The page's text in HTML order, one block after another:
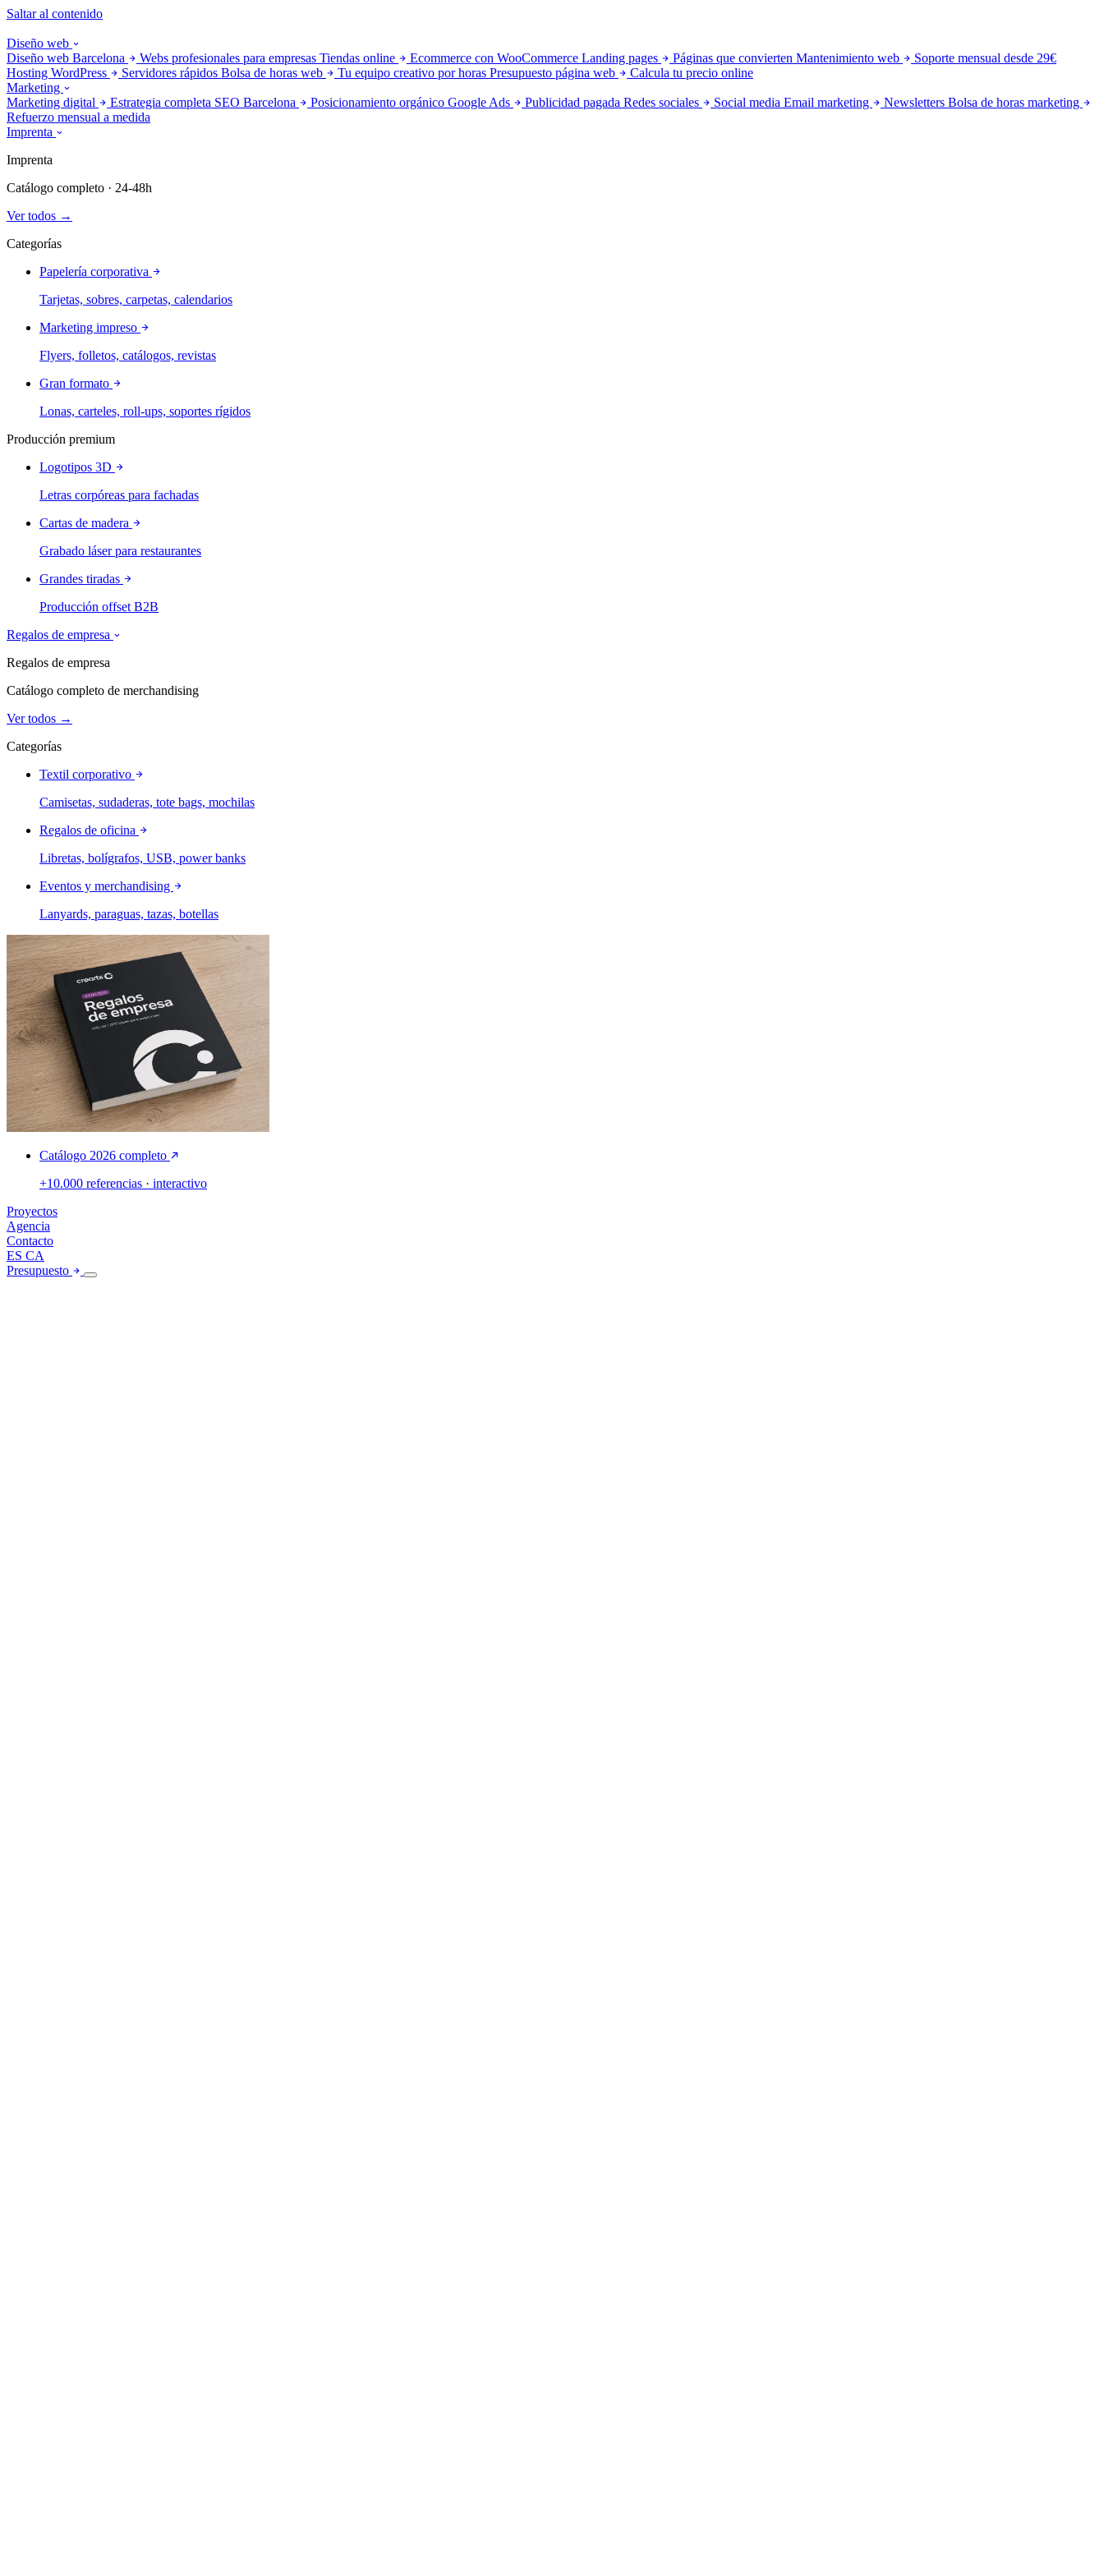
Saltar al contenido
Diseño web
Diseño web Barcelona
Webs profesionales para empresas Tiendas online Ecommerce con WooCommerce Landing pages Páginas que convierten Mantenimiento web
Soporte mensual desde 29€
Hosting WordPress
Servidores rápidos Bolsa de horas web Tu equipo creativo por horas Presupuesto página web
Calcula tu precio online
Marketing
Marketing digital
Estrategia completa SEO Barcelona Posicionamiento orgánico Google Ads Publicidad pagada Redes sociales Social media Email marketing Newsletters Bolsa de horas marketing
Refuerzo mensual a medida
Imprenta
Imprenta
Catálogo completo · 24-48h
Ver todos →
Categorías
Papelería corporativa
Tarjetas, sobres, carpetas, calendarios
Marketing impreso
Flyers, folletos, catálogos, revistas
Gran formato
Lonas, carteles, roll-ups, soportes rígidos
Producción premium
Logotipos 3D
Letras corpóreas para fachadas
Cartas de madera
Grabado láser para restaurantes
Grandes tiradas
Producción offset B2B
Regalos de empresa
Regalos de empresa
Catálogo completo de merchandising
Ver todos →
Categorías
Textil corporativo
Camisetas, sudaderas, tote bags, mochilas
Regalos de oficina
Libretas, bolígrafos, USB, power banks
Eventos y merchandising
Lanyards, paraguas, tazas, botellas
Catálogo 2026 completo
+10.000 referencias · interactivo
Proyectos
Agencia
Contacto
ES CA
Presupuesto